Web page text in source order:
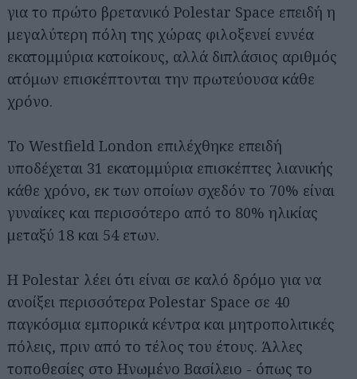
για το πρώτο βρετανικό Polestar Space επειδή η
μεγαλύτερη πόλη της χώρας φιλοξενεί εννέα
εκατομμύρια κατοίκους, αλλά διπλάσιος αριθμός
ατόμων επισκέπτονται την πρωτεύουσα κάθε
χρόνο.
Το Westfield London επιλέχθηκε επειδή
υποδέχεται 31 εκατομμύρια επισκέπτες λιανικής
κάθε χρόνο, εκ των οποίων σχεδόν το 70% είναι
γυναίκες και περισσότερο από το 80% ηλικίας
μεταξύ 18 και 54 ετων.
Η Polestar λέει ότι είναι σε καλό δρόμο για να
ανοίξει περισσότερα Polestar Space σε 40
παγκόσμια εμπορικά κέντρα και μητροπολιτικές
πόλεις, πριν από το τέλος του έτους. Άλλες
τοποθεσίες στο Ηνωμένο Βασίλειο - όπως το
Αναζήτηση